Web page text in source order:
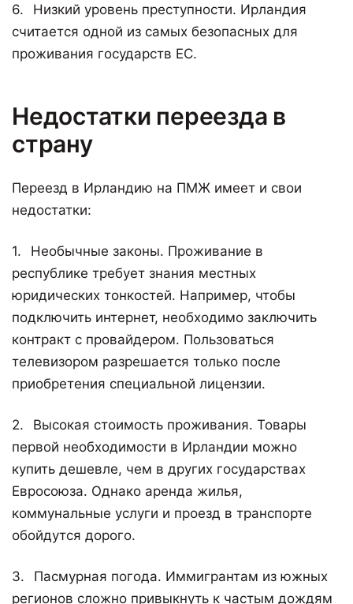
Низкий уровень преступности. Ирландия
считается одной из самых безопасных для
проживания государств ЕС.
Недостатки переезда в
страну
Переезд в Ирландию на ПМЖ имеет и свои
недостатки:
Необычные законы. Проживание в
республике требует знания местных
юридических тонкостей. Например, чтобы
подключить интернет, необходимо заключить
контракт с провайдером. Пользоваться
телевизором разрешается только после
приобретения специальной лицензии.
Высокая стоимость проживания. Товары
первой необходимости в Ирландии можно
купить дешевле, чем в других государствах
Евросоюза. Однако аренда жилья,
коммунальные услуги и проезд в транспорте
обойдутся дорого.
Пасмурная погода. Иммигрантам из южных
регионов сложно привыкнуть к частым дождям